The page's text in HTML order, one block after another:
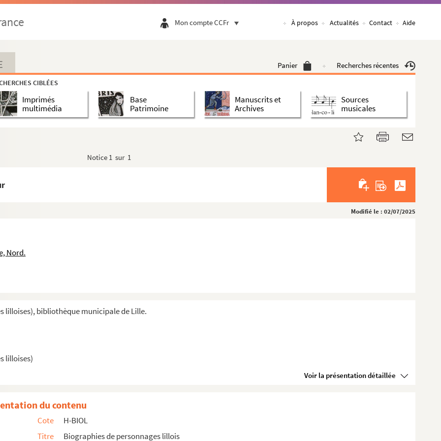
Mon compte CCFr À propos Actualités Contact Aide
Panier Recherches récentes
CIBLÉES
Imprimés
multimédia
Base
Patrimoine
Manuscrits et
Archives
Sources
musicales
Notice 1 sur 1
Modifié le : 02/07/2025
Nord.
lilloises), bibliothèque municipale de Lille.
lilloises)
Voir la présentation détaillée
du contenu
Cote
H-BIOL
Titre
Biographies de personnages lillois